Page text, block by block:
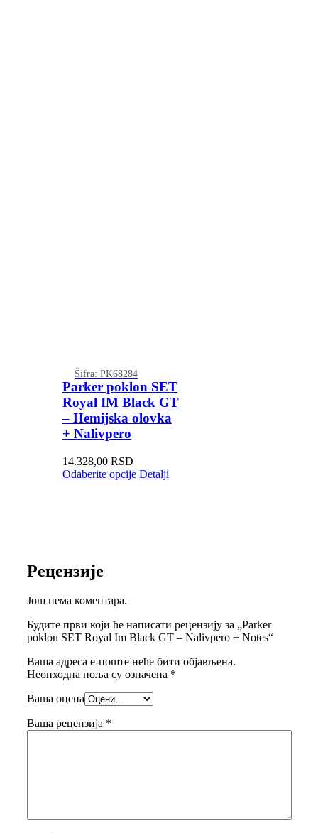
Šifra: PK68284
Parker poklon SET
Royal IM Black GT
– Hemijska olovka
+ Nalivpero
14.328,00 RSD
Odaberite opcije Detalji
Рецензије
Још нема коментара.
Будите први који ће написати рецензију за „Parker
poklon SET Royal Im Black GT – Nalivpero + Notes“
Ваша адреса е-поште неће бити објављена.
Неопходна поља су означена *
Ваша оцена
Ваша рецензија *